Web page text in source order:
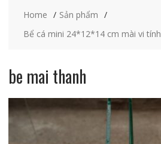
Home
Sản phẩm
Bể cá mini 24*12*14 cm mài vi tính
be mai thanh